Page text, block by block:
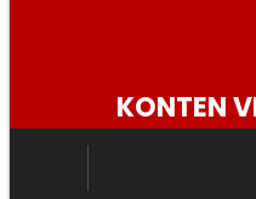
Rupiah Menguat ke
KONTEN